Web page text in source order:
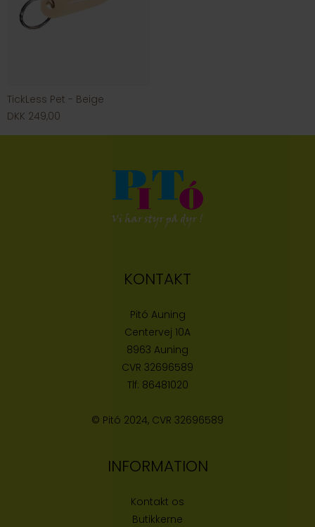
TickLess Pet - Beige
DKK 249,00
KONTAKT
Pitó Auning
Centervej 10A
8963 Auning
CVR 32696589
Tlf: 86481020
© Pitó 2024, CVR 32696589
INFORMATION
Kontakt os
Butikkerne